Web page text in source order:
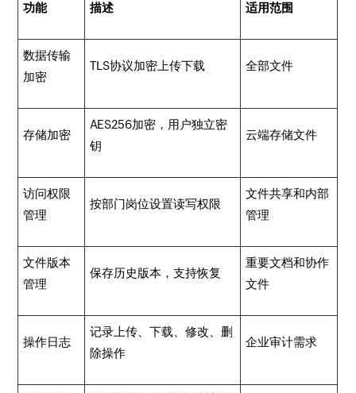
功能 描述 适用范围
数据传输
加密
TLS协议加密上传下载 全部文件
存储加密
AES256加密，用户独立密
钥
云端存储文件
访问权限
管理
按部门岗位设置读写权限
文件共享和内部
管理
文件版本
管理
保存历史版本，支持恢复
重要文档和协作
文件
操作日志
记录上传、下载、修改、删
除操作
企业审计需求